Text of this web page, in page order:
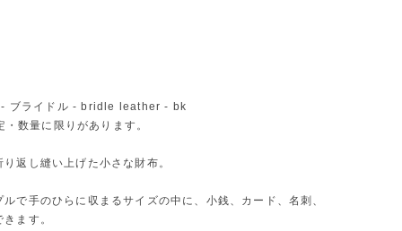
ブライドル - bridle leather - bk
数量に限りがあります。
返し縫い上げた小さな財布。
ルで手のひらに収まるサイズの中に、小銭、カード、名刺、
ます。